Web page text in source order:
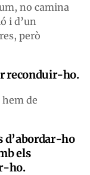
no camina
i d’un
però
reconduir-ho.
de
d’abordar-ho
els
ho.